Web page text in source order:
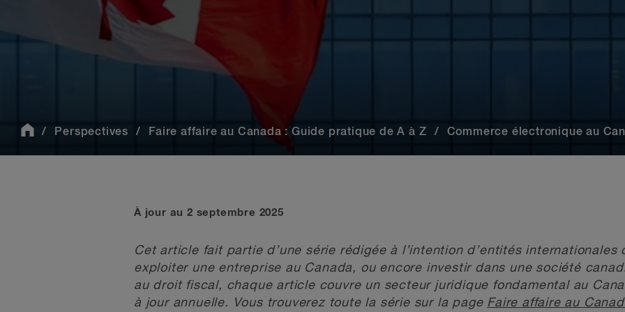
Perspectives Faire affaire au Canada : Guide pratique de A à Z Commerce électronique au
À jour au 2 septembre 2025
Cet article fait partie d’une série rédigée à l’intention d’entités internationales
exploiter une entreprise au Canada, ou encore investir dans une société
au droit fiscal, chaque article couvre un secteur juridique fondamental au
à jour annuelle. Vous trouverez toute la série sur la page Faire affaire au